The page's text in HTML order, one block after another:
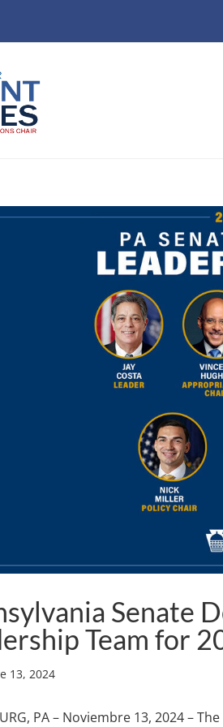
Senate
Team for
13, 2024
PA – Noviembre 13, 2024 –